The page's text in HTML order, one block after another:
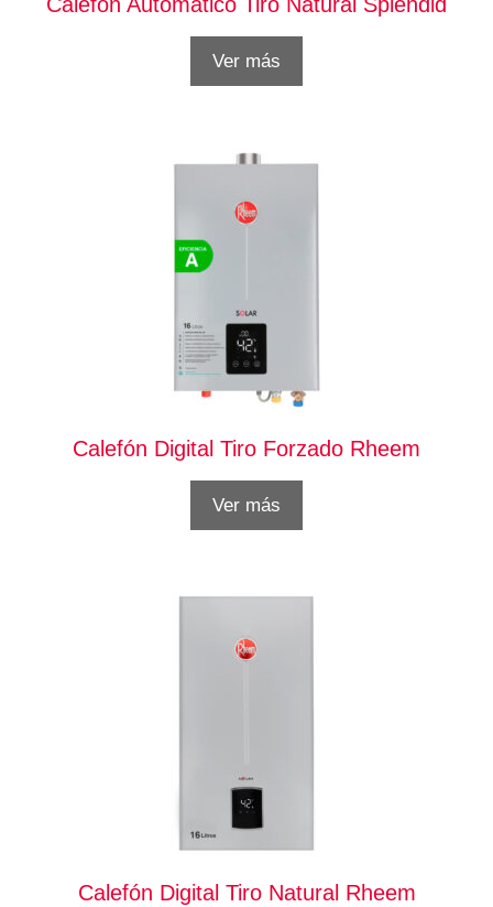
Ver más
Calefón Digital Tiro Forzado Rheem
Ver más
Calefón Digital Tiro Natural Rheem